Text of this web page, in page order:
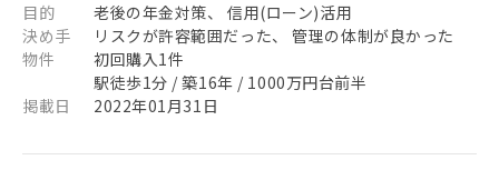
目的
老後の年金対策、 信用(ローン)活用
決め手
リスクが許容範囲だった、 管理の体制が良かった
物件
初回購入1件
駅徒歩1分 / 築16年 / 1000万円台前半
掲載日
2022年01月31日